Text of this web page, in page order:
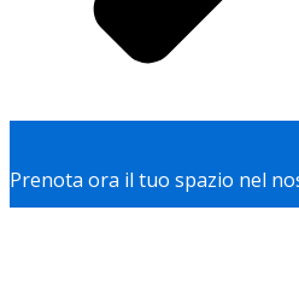
Prenota ora il tuo spazio nel